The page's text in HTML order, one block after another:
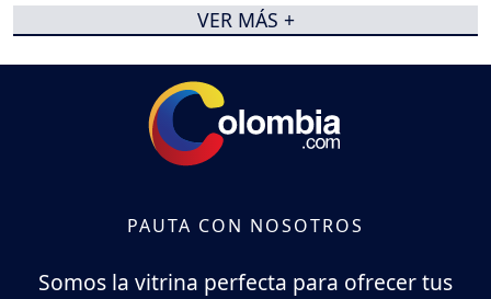
VER MÁS +
PAUTA CON NOSOTROS
Somos la vitrina perfecta para ofrecer tus